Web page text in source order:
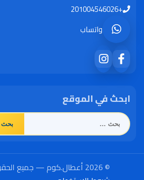
+201004546026
واتساب
ابحث في الموقع
البحث
عن:
© 2026 أعطال.كوم — جميع الحقوق محفوظة.